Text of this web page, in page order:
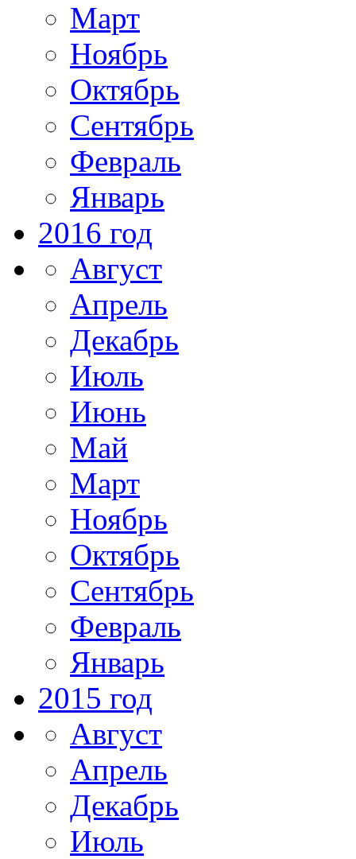
Март
Ноябрь
Октябрь
Сентябрь
Февраль
Январь
2016 год
Август
Апрель
Декабрь
Июль
Июнь
Май
Март
Ноябрь
Октябрь
Сентябрь
Февраль
Январь
2015 год
Август
Апрель
Декабрь
Июль